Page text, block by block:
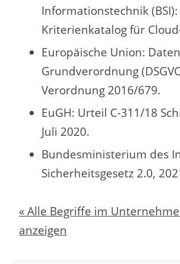
Informationstechnik (BSI):
Kriterienkatalog für
Europäische Union:
Grundverordnung
Verordnung 2016/679.
EuGH: Urteil C-311/18
Juli 2020.
Bundesministerium des
Sicherheitsgesetz 2.0,
« Alle Begriffe im
anzeigen